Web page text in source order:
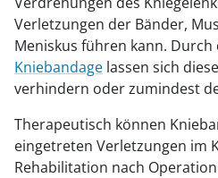
Verletzungen der Bänder,
Meniskus führen kann. Durch
Kniebandage lassen sich
verhindern oder zumindest
Therapeutisch können
eingetreten Verletzungen im
Rehabilitation nach